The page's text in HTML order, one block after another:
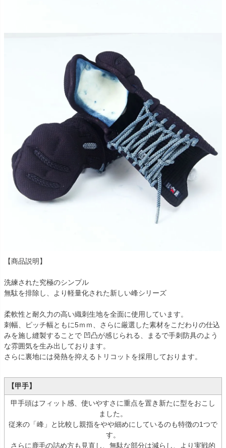
【商品説明】
洗練された究極のシンプル
無駄を排除し、より軽量化された新しい峰シリーズ
柔軟性と耐久力の高い織刺生地を全面に使用しています。
刺幅、ピッチ幅ともに5ｍｍ、さらに厳選した素材をこだわりの仕込
みを施し縫製することで 凹凸が感じられる、まるで手刺防具のよう
な雰囲気を生み出しております。
さらに裏地には発熱を抑えるトリコットを採用しております。
【甲手】
甲手頭はフィット感、使いやすさに重点を置き新たに型をおこし
ました。
従来の「峰」と比較し親指をやや細めにしているのも特徴の1つで
す。
さらに鹿毛の詰め方も見直し、無駄な部分は減らし、より実戦的